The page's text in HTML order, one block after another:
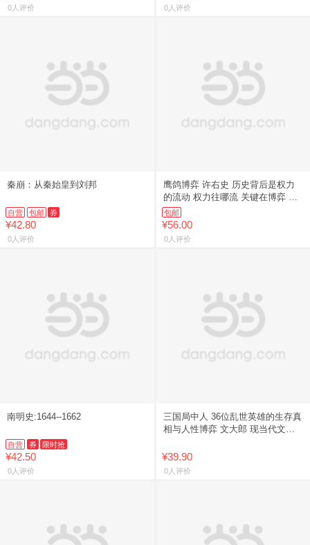
0人评价 0人评价
秦崩：从秦始皇到刘邦
自营 包邮 券
¥42.80
0人评价
鹰鸽博弈 许右史 历史背后是权力
的流动 权力往哪流 关键在博弈 夏
商周魏晋南北朝的中国历史知识科
普书籍 磨铁图书【新华书
包邮
¥56.00
0人评价
南明史:1644--1662
自营 券 限时抢
¥42.50
0人评价
三国局中人 36位乱世英雄的生存真
相与人性博弈 文大郎 现当代文学
随笔畅销集 中国历史普
¥39.90
0人评价